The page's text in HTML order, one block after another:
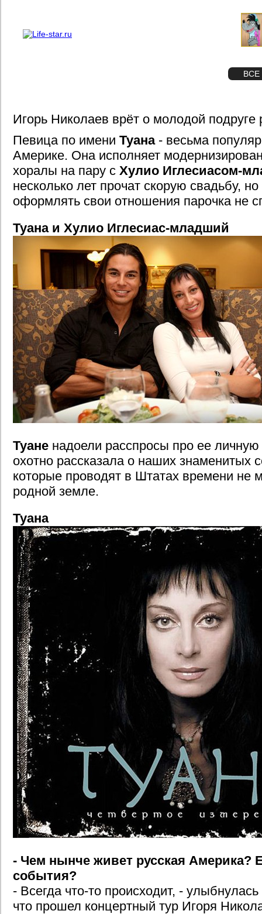
ВСЕ
Игорь Николаев врёт о молодой подруге
Певица по имени Туана- весьма
Америке. Она исполняет
хоралы на пару с Хулио Иглесиасом-
несколько лет прочат скорую свадьбу,
оформлять свои отношения парочка не
Туана и Хулио Иглесиас-младший
Туане надоели расспросы про ее
охотно рассказала о наших знаменитых
которые проводят в Штатах времени не
родной земле.
Туана
- Чем нынче живет русская Америка?
события?
- Всегда что-то происходит, - улыбнулась
что прошел концертный тур Игоря